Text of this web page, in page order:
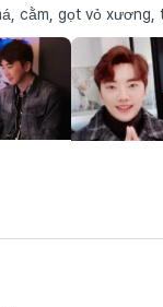
cằm, gọt vỏ